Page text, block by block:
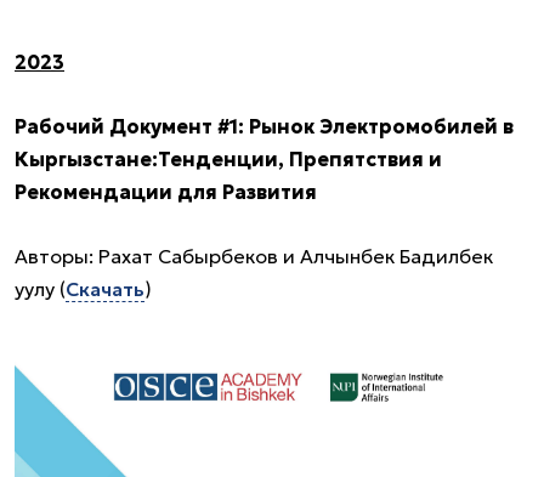
2023
Рабочий Документ #1: Рынок Электромобилей в
Кыргызстане:Тенденции, Препятствия и
Рекомендации для Развития
Авторы: Рахат Сабырбеков и Алчынбек Бадилбек
уулу (Скачать)